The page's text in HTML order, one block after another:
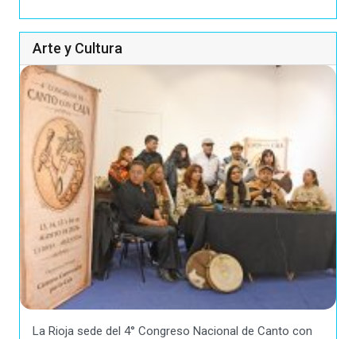
Arte y Cultura
La Rioja sede del 4° Congreso Nacional de Canto con